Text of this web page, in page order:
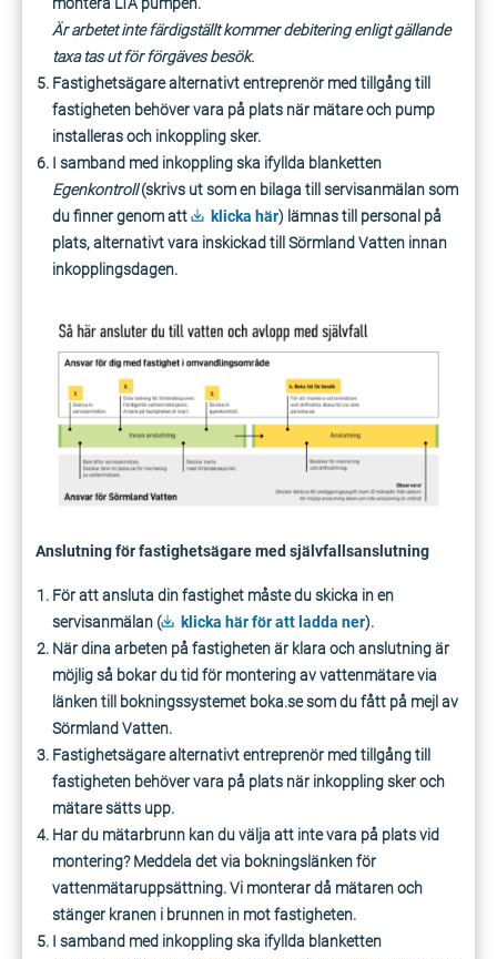
Är arbetet inte färdigställt kommer debitering enligt gällande
taxa tas ut för förgäves besök.
Fastighetsägare alternativt entreprenör med tillgång till
fastigheten behöver vara på plats när mätare och pump
installeras och inkoppling sker.
I samband med inkoppling ska ifyllda blanketten
Egenkontroll(skrivs ut som en bilaga till servisanmälan som
du finner genom att
klicka här) lämnas till personal på
plats, alternativt vara inskickad till Sörmland Vatten innan
inkopplingsdagen.
Anslutning för fastighetsägare med självfallsanslutning
För att ansluta din fastighet måste du skicka in en
servisanmälan (
klicka här för att ladda ner).
När dina arbeten på fastigheten är klara och anslutning är
möjlig så bokar du tid för montering av vattenmätare via
länken till bokningssystemet boka.se som du fått på mejl av
Sörmland Vatten.
Fastighetsägare alternativt entreprenör med tillgång till
fastigheten behöver vara på plats när inkoppling sker och
mätare sätts upp.
Har du mätarbrunn kan du välja att inte vara på plats vid
montering? Meddela det via bokningslänken för
vattenmätaruppsättning. Vi monterar då mätaren och
stänger kranen i brunnen in mot fastigheten.
I samband med inkoppling ska ifyllda blanketten